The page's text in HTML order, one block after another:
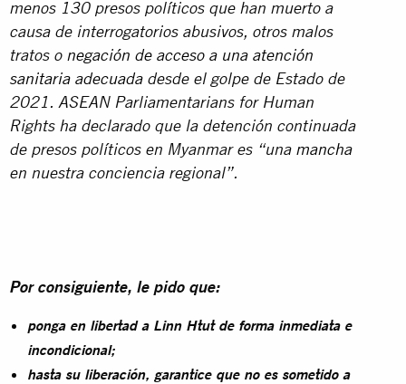
menos 130 presos políticos que han muerto a
causa de interrogatorios abusivos, otros malos
tratos o negación de acceso a una atención
sanitaria adecuadadesde el golpe de Estado de
2021. ASEAN Parliamentarians for Human
Rights ha declarado que la detención continuada
de presos políticos en Myanmar es “una mancha
en nuestra conciencia regional”.
Por consiguiente, le pido que:
ponga en libertad a Linn Htut de forma inmediata e
incondicional;
hasta su liberación, garantice que no es sometido a